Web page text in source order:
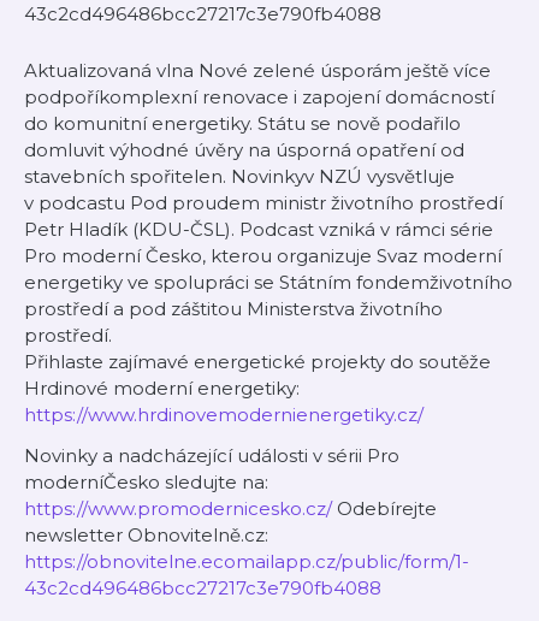
43c2cd496486bcc27217c3e790fb4088
Aktualizovaná vlna Nové zelené úsporám ještě více
podpoříkomplexní renovace i zapojení domácností
do komunitní energetiky. Státu se nově podařilo
domluvit výhodné úvěry na úsporná opatření od
stavebních spořitelen. Novinkyv NZÚ vysvětluje
v podcastu Pod proudem ministr životního prostředí
Petr Hladík (KDU-ČSL). Podcast vzniká v rámci série
Pro moderní Česko, kterou organizuje Svaz moderní
energetiky ve spolupráci se Státním fondemživotního
prostředí a pod záštitou Ministerstva životního
prostředí.
Přihlaste zajímavé energetické projekty do soutěže
Hrdinové moderní energetiky:
https://www.hrdinovemodernienergetiky.cz/
Novinky a nadcházející události v sérii Pro
moderníČesko sledujte na:
https://www.promodernicesko.cz/Odebírejte
newsletter Obnovitelně.cz:
https://obnovitelne.ecomailapp.cz/public/form/1-
43c2cd496486bcc27217c3e790fb4088